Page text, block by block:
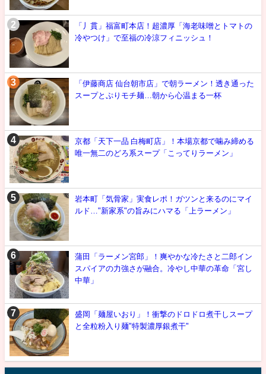
「丿貫」福富町本店！超濃厚「海老味噌とトマトの
冷やつけ」で至福の冷涼フィニッシュ！
「伊藤商店 仙台朝市店」で朝ラーメン！透き通った
スープとぷりモチ麺…朝から心温まる一杯
京都「天下一品 白梅町店」！本場京都で噛み締める
唯一無二のどろ系スープ「こってりラーメン」
岩本町「気骨家」実食レポ！ガツンと来るのにマイ
ルド…"新家系"の旨みにハマる「上ラーメン」
蒲田「ラーメン宮郎」！爽やかな冷たさと二郎イン
スパイアの力強さが融合。冷やし中華の革命「宮し
中華」
盛岡「麺屋いおり」！衝撃のドロドロ煮干しスープ
と全粒粉入り麺"特製濃厚銀煮干"